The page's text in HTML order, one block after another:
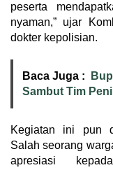
peserta
nyaman,” ujar
dokter kepolisian.
Baca Juga :
Sambut Tim
Kegiatan ini pun
Salah seorang
apresiasi